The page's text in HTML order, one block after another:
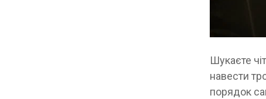
Шукаєте
навести
порядок